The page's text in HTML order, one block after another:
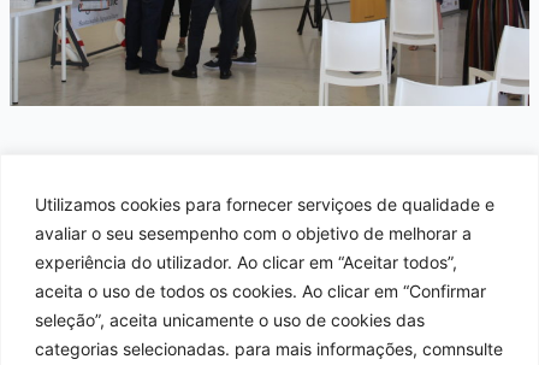
Utilizamos cookies para fornecer serviçoes de qualidade e
avaliar o seu sesempenho com o objetivo de melhorar a
experiência do utilizador. Ao clicar em “Aceitar todos”,
aceita o uso de todos os cookies. Ao clicar em “Confirmar
seleção”, aceita unicamente o uso de cookies das
categorias selecionadas. para mais informações, comnsulte